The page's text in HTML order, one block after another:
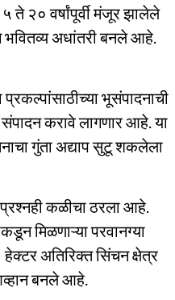
२० वर्षांपूर्वी मंजूर झालेले
भवितव्य अधांतरी बनले आहे.
भूसंपादनाची
करावे लागणार आहे. या
गुंता अद्याप सुटू शकलेला
कळीचा ठरला आहे.
मिळणाऱ्या परवानग्या
अतिरिक्त सिंचन क्षेत्र
बनले आहे.